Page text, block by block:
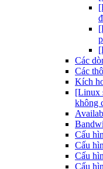
Các
Các
Kích
[Linux
không
Cấu
Cấu
Cấu
Cấu